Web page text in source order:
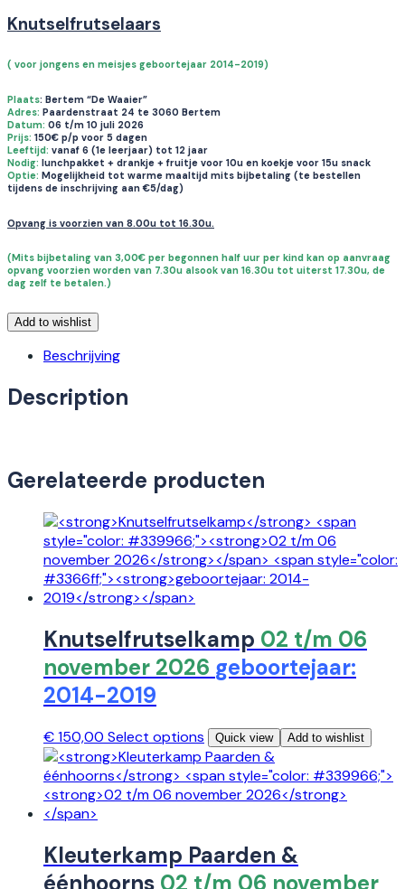
Knutselfrutselaars
( voor jongens en meisjes geboortejaar 2014-2019)
Plaats: Bertem “De Waaier”
Adres: Paardenstraat 24 te 3060 Bertem
Datum: 06 t/m 10 juli 2026
Prijs: 150€ p/p voor 5 dagen
Leeftijd: vanaf 6 (1e leerjaar) tot 12 jaar
Nodig: lunchpakket + drankje + fruitje voor 10u en koekje voor 15u snack
Optie: Mogelijkheid tot warme maaltijd mits bijbetaling (te bestellen
tijdens de inschrijving aan €5/dag)
Opvang is voorzien van 8.00u tot 16.30u.
(Mits bijbetaling van 3,00€ per begonnen half uur per kind kan op aanvraag
opvang voorzien worden van 7.30u alsook van 16.30u tot uiterst 17.30u, de
dag zelf te betalen.)
Add to wishlist
Beschrijving
Description
Gerelateerde producten
Knutselfrutselkamp 02 t/m 06
november 2026 geboortejaar:
2014-2019
€150,00 Select options Quick view Add to wishlist
Kleuterkamp Paarden &
éénhoorns 02 t/m 06 november